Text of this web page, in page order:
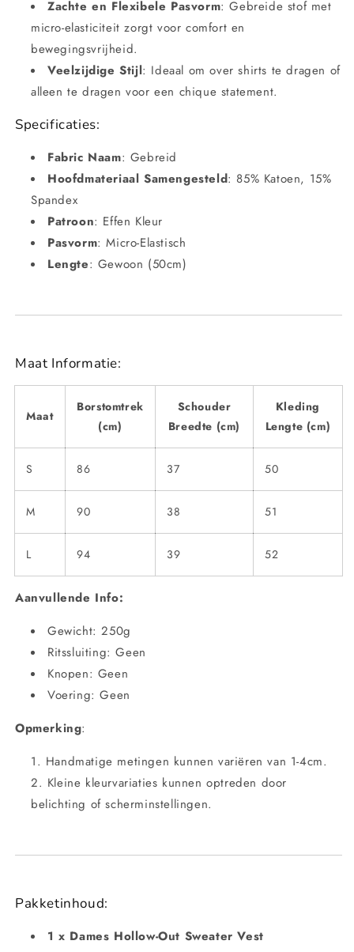
Zachte en Flexibele Pasvorm: Gebreide stof met
micro-elasticiteit zorgt voor comfort en
bewegingsvrijheid.
Veelzijdige Stijl: Ideaal om over shirts te dragen of
alleen te dragen voor een chique statement.
Specificaties:
Fabric Naam: Gebreid
Hoofdmateriaal Samengesteld: 85% Katoen, 15%
Spandex
Patroon: Effen Kleur
Pasvorm: Micro-Elastisch
Lengte: Gewoon (50cm)
Maat Informatie:
Maat
Borstomtrek
(cm)
Schouder
Breedte (cm)
Kleding
Lengte (cm)
S 86 37 50
M 90 38 51
L 94 39 52
Aanvullende Info:
Gewicht: 250g
Ritssluiting: Geen
Knopen: Geen
Voering: Geen
Opmerking:
Handmatige metingen kunnen variëren van 1-4cm.
Kleine kleurvariaties kunnen optreden door
belichting of scherminstellingen.
Pakketinhoud:
1 x Dames Hollow-Out Sweater Vest